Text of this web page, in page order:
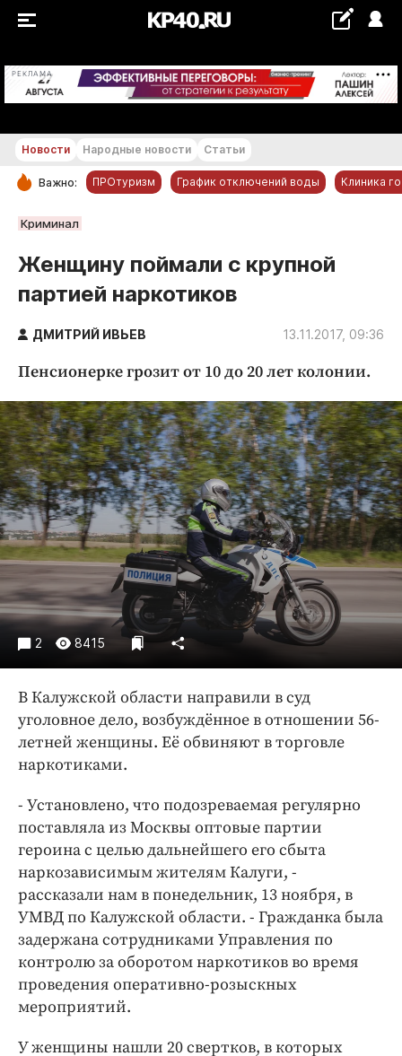
РЕКЛАМА +18...+19 °С
РУБРИКИ
Новости компаний
Статьи
Народные новости
Благоустройство
Криминал
Культура
Недвижимость и ЖКХ
Образование
Общество
Погода
Праздники
Происшествия
Спорт
Экономика и бизнес
ПРОЕКТЫ
Блоги
Издания
Интересное чтиво
Клиника года
Бренд года
Работодатель года
Новости Народные новости Статьи
Важно: ПРОтуризм График отключений воды Клиника
Криминал
Женщину поймали с крупной
партией наркотиков
ДМИТРИЙ ИВЬЕВ 13.11.2017, 09:36
Пенсионерке грозит от 10 до 20 лет колонии.
2 8415
В Калужской области направили в суд
уголовное дело, возбуждённое в отношении 56-
летней женщины. Её обвиняют в торговле
наркотиками.
- Установлено, что подозреваемая регулярно
поставляла из Москвы оптовые партии
героина с целью дальнейшего его сбыта
наркозависимым жителям Калуги, -
рассказали нам в понедельник, 13 ноября, в
УМВД по Калужской области. - Гражданка была
задержана сотрудниками Управления по
контролю за оборотом наркотиков во время
проведения оперативно-розыскных
мероприятий.
У женщины нашли 20 свертков, в которых